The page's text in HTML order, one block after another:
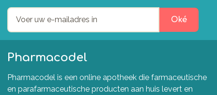
Oké
Pharmacodel
Pharmacodel is een online apotheek die farmaceutische
en parafarmaceutische producten aan huis levert en